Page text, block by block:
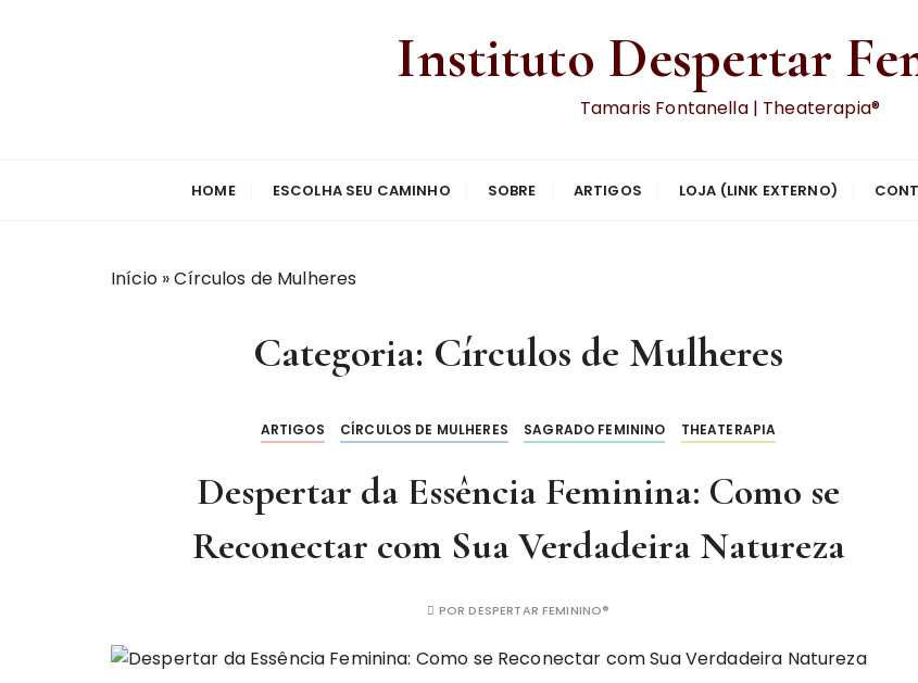
Instituto Despertar
Tamaris Fontanella | Theaterapia®
HOME ESCOLHA SEU CAMINHO SOBRE ARTIGOS LOJA (LINK EXTERNO)
Início»Círculos de Mulheres
Categoria: Círculos de Mulheres
ARTIGOS CÍRCULOS DE MULHERES SAGRADO FEMININO THEATERAPIA
Despertar da Essência Feminina: Como se
Reconectar com Sua Verdadeira Natureza
PORDESPERTAR FEMININO®